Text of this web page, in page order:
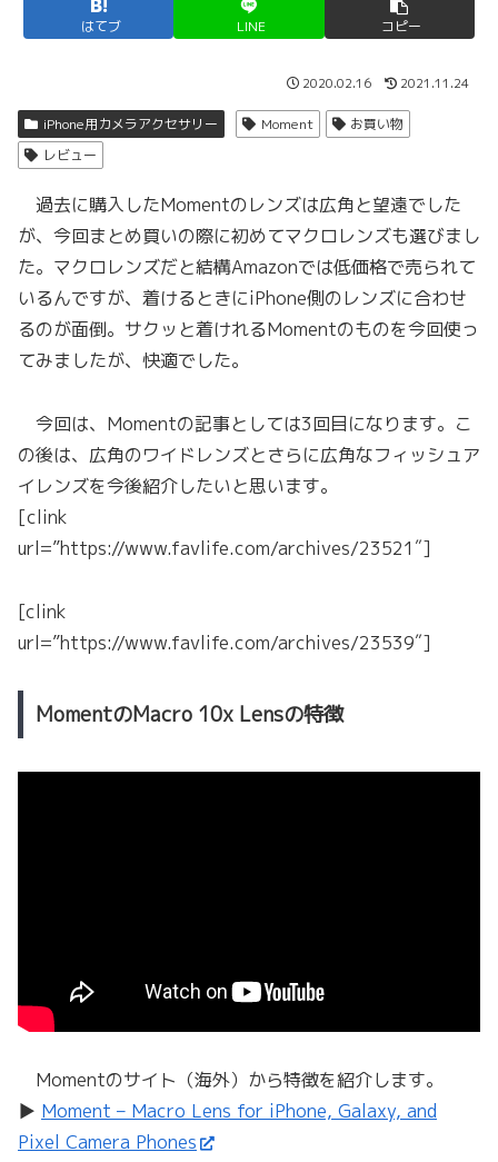
はてブ LINE コピー
2020.02.16 2021.11.24
iPhone用カメラアクセサリー Moment
お買い物
レビュー
過去に購入したMomentのレンズは広角と望遠でした
が、今回まとめ買いの際に初めてマクロレンズも選びまし
た。マクロレンズだと結構Amazonでは低価格で売られて
いるんですが、着けるときにiPhone側のレンズに合わせ
るのが面倒。サクッと着けれるMomentのものを今回使っ
てみましたが、快適でした。
今回は、Momentの記事としては3回目になります。こ
の後は、広角のワイドレンズとさらに広角なフィッシュア
イレンズを今後紹介したいと思います。
[clink
url=”https://www.favlife.com/archives/23521″]
[clink
url=”https://www.favlife.com/archives/23539″]
MomentのMacro 10x Lensの特徴
Momentのサイト（海外）から特徴を紹介します。
▶ Moment – Macro Lens for iPhone, Galaxy, and
Pixel Camera Phones